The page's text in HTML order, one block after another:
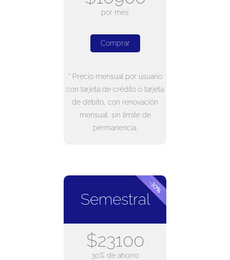
por mes
Comprar
* Precio mensual por usuario
con tarjeta de crédito o tarjeta
de débito, con renovación
mensual, sin límite de
permanencia.
Semestral
$23100
30% de ahorro